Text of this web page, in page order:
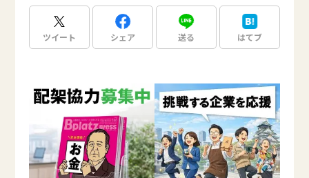
ツイート シェア 送る はてブ